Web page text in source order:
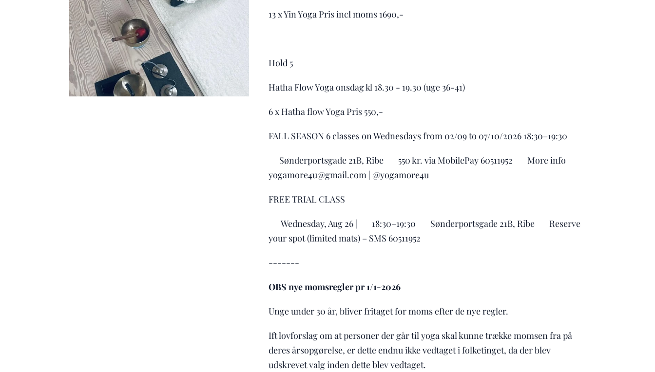
13 x Yin Yoga Pris incl moms 1690,-
Hold 5
Hatha Flow Yoga onsdag kl 18.30 - 19.30 (uge 36-41)
6 x Hatha flow Yoga Pris 550,-
FALL SEASON 6 classes on Wednesdays from 02/09 to 07/10/2026 18:30–19:30
📍Sønderportsgade 21B, Ribe 💳 550 kr. via MobilePay 60511952 📧 More info
yogamore4u@gmail.com | @yogamore4u
FREE TRIAL CLASS
🗓 Wednesday, Aug 26 | ⏰ 18:30–19:30 📍 Sønderportsgade 21B, Ribe 📲 Reserve
your spot (limited mats) – SMS 60511952
-------
OBS nye momsregler pr 1/1-2026
Unge under 30 år, bliver fritaget for moms efter de nye regler.
Ift lovforslag om at personer der går til yoga skal kunne trække momsen fra på
deres årsopgørelse, er dette endnu ikke vedtaget i folketinget, da der blev
udskrevet valg inden dette blev vedtaget.